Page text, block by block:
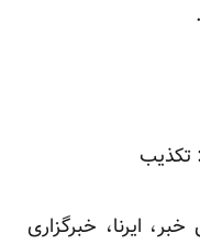
ایرنا، خبرگزاری